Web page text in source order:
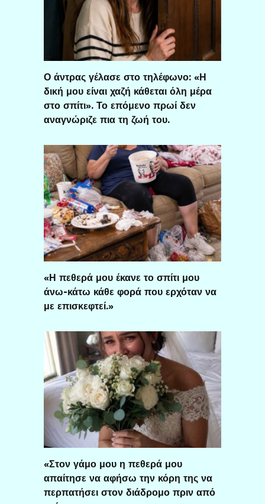
Ο άντρας γέλασε στο τηλέφωνο: «Η
δική μου είναι χαζή κάθεται όλη μέρα
στο σπίτι». Το επόμενο πρωί δεν
αναγνώριζε πια τη ζωή του.
«Η πεθερά μου έκανε το σπίτι μου
άνω-κάτω κάθε φορά που ερχόταν να
με επισκεφτεί.»
«Στον γάμο μου η πεθερά μου
απαίτησε να αφήσω την κόρη της να
περπατήσει στον διάδρομο πριν από